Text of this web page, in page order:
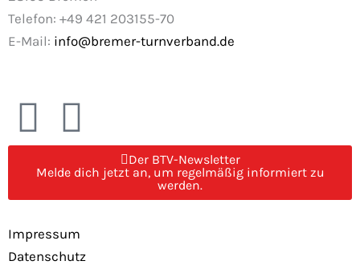
Telefon: +49 421 203155-70
E-Mail: info@bremer-turnverband.de
F
a
c
e
I
n
s
t
Der BTV-Newsletter
Melde dich jetzt an, um regelmäßig informiert zu
werden.
Impressum
Datenschutz